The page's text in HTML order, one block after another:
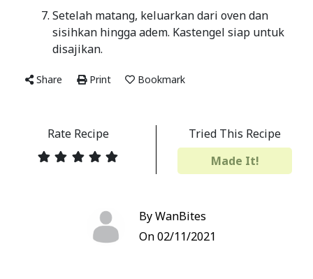
Setelah matang, keluarkan dari oven dan
sisihkan hingga adem. Kastengel siap untuk
disajikan.
Share Print Bookmark
Rate Recipe
Tried This Recipe
Made It!
By WanBites
On 02/11/2021